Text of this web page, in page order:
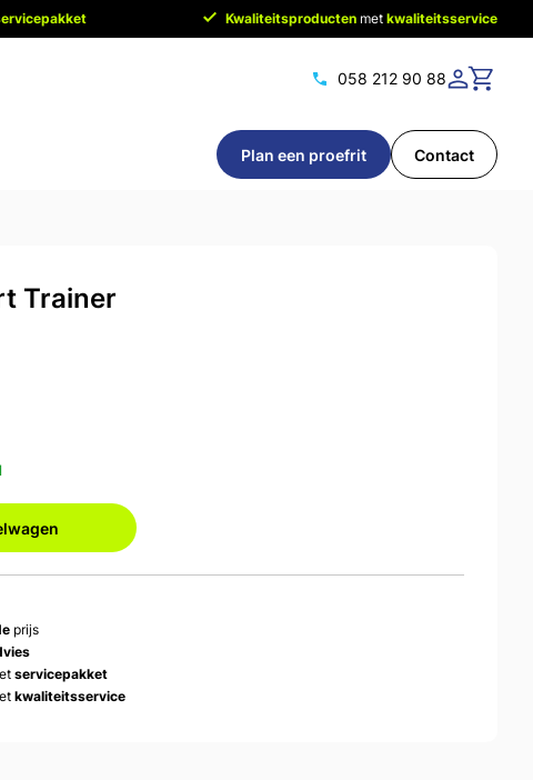
Kwaliteitsproducten met kwaliteitsservice
058 212 90 88
Plan een proefrit Contact
Trainer
prijs
servicepakket
kwaliteitsservice